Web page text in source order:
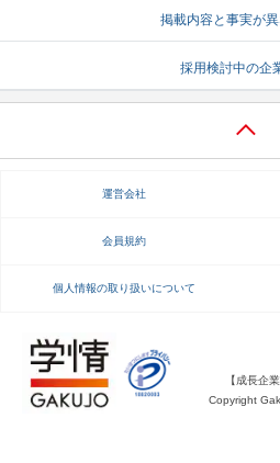
就活支援
就活ノウハウが満載！
適職診断
掲載内容と事実が
採用検討中の企
運営会社
会員規約
個人情報の取り扱いについて
【成長企
Copyright